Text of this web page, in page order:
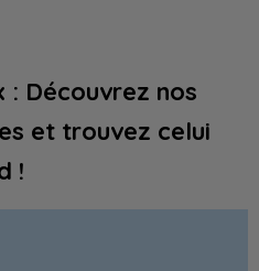
: Découvrez nos
et trouvez celui
!